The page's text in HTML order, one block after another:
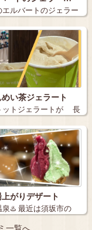
エルバートのジェラー
…
めい茶ジェラート
ットジェラートが 長
上がりデザート
泉♨️ 最近は須坂市の